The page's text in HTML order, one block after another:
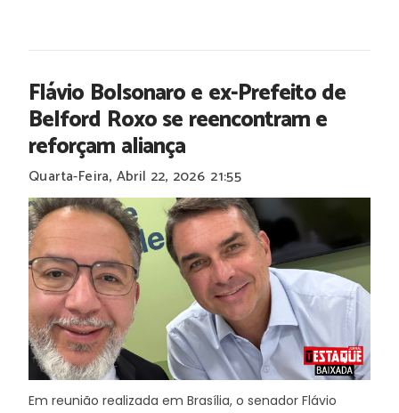
Flávio Bolsonaro e ex-Prefeito de
Belford Roxo se reencontram e
reforçam aliança
Quarta-Feira, Abril 22, 2026 21:55
Em reunião realizada em Brasília, o senador Flávio